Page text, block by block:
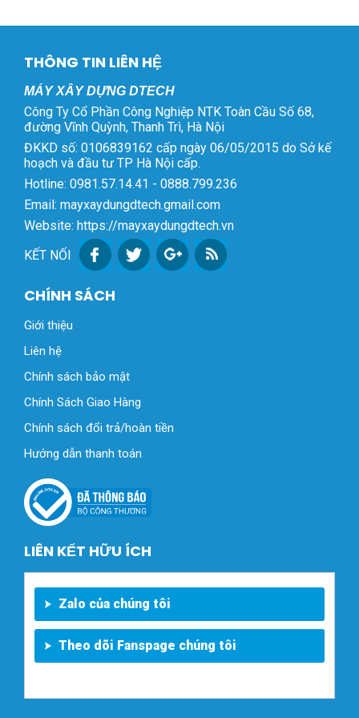
THÔNG TIN LIÊN HỆ
MÁY XÂY DỰNG DTECH
Công Ty Cổ Phần Công Nghiệp NTK Toàn Cầu Số 68,
đường Vĩnh Quỳnh, Thanh Trì, Hà Nội
ĐKKD số: 0106839162 cấp ngày 06/05/2015 do Sở kế
hoạch và đầu tư TP Hà Nội cấp.
Hotline: 0981.57.14.41 - 0888.799.236
Email: mayxaydungdtech.gmail.com
Website: https://mayxaydungdtech.vn
KẾT NỐI
CHÍNH SÁCH
Giới thiệu
Liên hệ
Chính sách bảo mật
Chính Sách Giao Hàng
Chính sách đổi trả/hoàn tiền
Hướng dẫn thanh toán
LIÊN KẾT HỮU ÍCH
Zalo của chúng tôi
Theo dõi Fanspage chúng tôi